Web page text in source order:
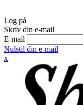
Log på
Skriv din e-mail
E-mail
Nulstil din e-mail
x